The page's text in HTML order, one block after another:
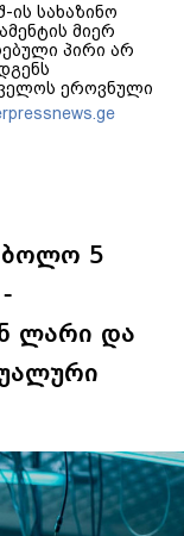
ის სახაზინო
მიერ
პირი არ
ეროვნული
ბოლო 5
ლარი და